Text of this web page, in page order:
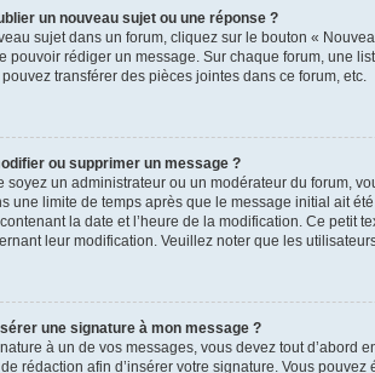
un nouveau sujet ou une réponse ?
sujet dans un forum, cliquez sur le bouton «
pouvoir rédiger un message. Sur chaque forum, une
transférer des pièces jointes dans ce forum, etc.
ou supprimer un message ?
soyez un administrateur ou un modérateur du forum,
une limite de temps après que le message initial ait
la date et l’heure de la modification. Ce petit
leur modification. Veuillez noter que les
une signature à mon message ?
à un de vos messages, vous devez tout
rédaction afin d’insérer votre signature. Vous